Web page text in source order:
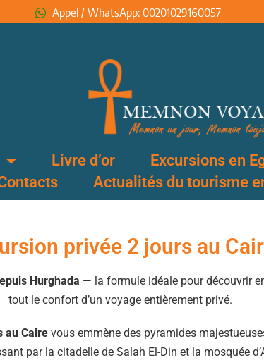
Appel / WhatsApp: 00201029160057
Livre d’or Excursions en
Actualités du tourisme
privée 2 jours au
Hurghada — la formule idéale pour découvrir
tout le confort d’un voyage entièrement privé.
au Cairevous emmène des pyramides
par la citadelle de Salah El-Din et la mosquée